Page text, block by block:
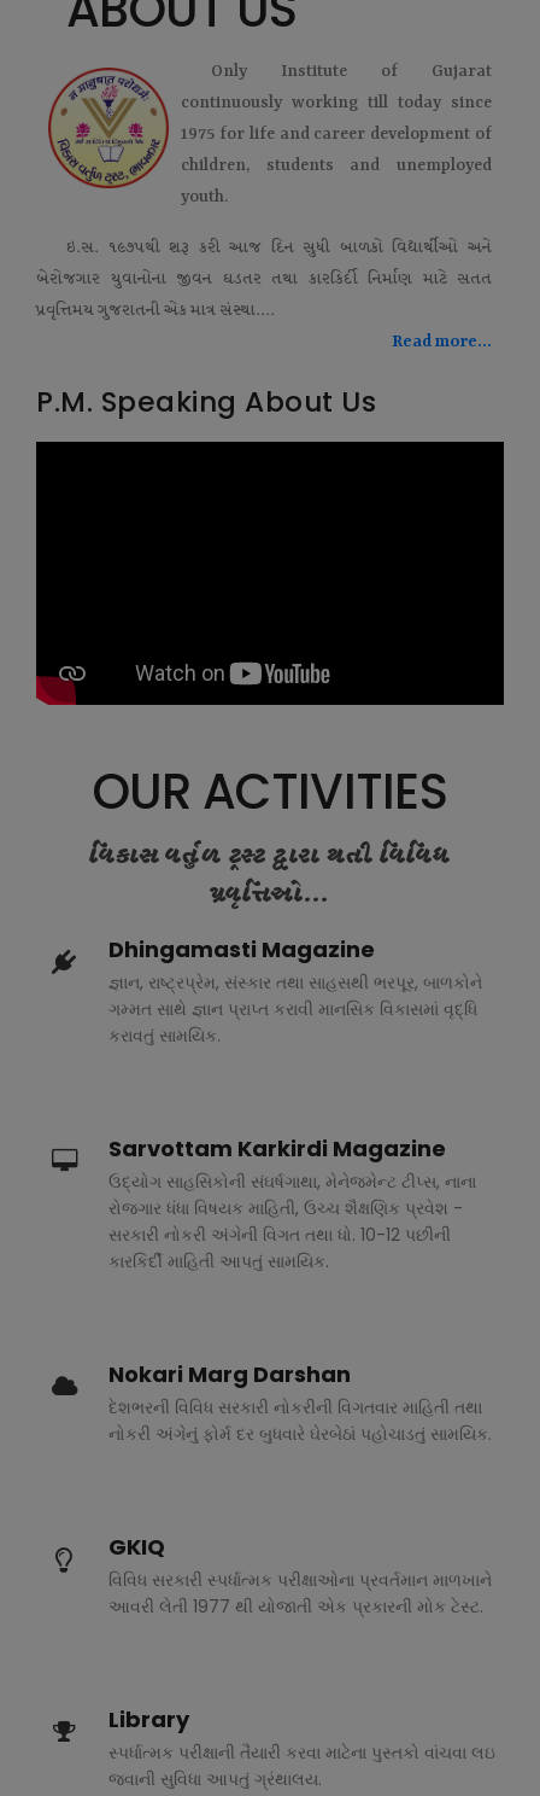
Only Institute of Gujarat
continuously working till today since
1975 for life and career development of
children, students and unemployed
youth.
ઇ.સ. ૧૯૭૫થી શરૂ કરી આજ દિન સુધી બાળકો વિદ્યાર્થીઓ અને
બેરોજગાર યુવાનોના જીવન ઘડતર તથા કારકિર્દી નિર્માણ માટે સતત
પ્રવૃત્તિમય ગુજરાતની એક માત્ર સંસ્થા....
Read more...
P.M. Speaking About Us
OUR ACTIVITIES
વિકાસ વર્તુળ ટ્રસ્ટ દ્વારા થતી વિવિધ
પ્રવૃત્તિઓ...
Dhingamasti Magazine
જ્ઞાન, રાષ્ટ્રપ્રેમ, સંસ્કાર તથા સાહસથી ભરપૂર, બાળકોને
ગમ્મત સાથે જ્ઞાન પ્રાપ્ત કરાવી માનસિક વિકાસમાં વૃદ્ધિ
કરાવતું સામયિક.
Sarvottam Karkirdi Magazine
ઉદ્યોગ સાહસિકોની સંઘર્ષગાથા, મેનેજમેન્ટ ટીપ્સ, નાના
રોજગાર ધંધા વિષયક માહિતી, ઉચ્ચ શૈક્ષણિક પ્રવેશ -
સરકારી નોકરી અંગેની વિગત તથા ધો. 10-12 પછીની
કારકિર્દી માહિતી આપતું સામયિક.
Nokari Marg Darshan
દેશભરની વિવિધ સરકારી નોકરીની વિગતવાર માહિતી તથા
નોકરી અંગેનું ફોર્મ દર બુધવારે ઘેરબેઠાં પહોચાડતું સામયિક.
GKIQ
વિવિધ સરકારી સ્પર્ધાત્મક પરીક્ષાઓના પ્રવર્તમાન માળખાને
આવરી લેતી 1977 થી યોજાતી એક પ્રકારની મોક ટેસ્ટ.
Library
સ્પર્ધાત્મક પરીક્ષાની તૈયારી કરવા માટેના પુસ્તકો વાંચવા લઇ
જવાની સુવિધા આપતું ગ્રંથાલય.